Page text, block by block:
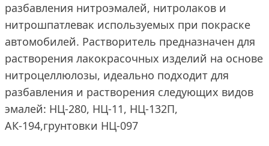
разбавления нитроэмалей, нитролаков и
нитрошпатлевак используемых при покраске
автомобилей. Растворитель предназначен для
растворения лакокрасочных изделий на основе
нитроцеллюлозы, идеально подходит для
разбавления и растворения следующих видов
эмалей: НЦ-280, НЦ-11, НЦ-132П,
АК-194,грунтовки НЦ-097